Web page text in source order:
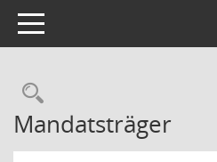
Toggle navigation
Rechercheauswahl
Mandatsträger